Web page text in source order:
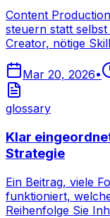
Content
steuern statt
Creator, nötige
Mar 20, 2026•
glossary
Klar
Strategie
Ein Beitrag, viele
funktioniert,
Reihenfolge Sie